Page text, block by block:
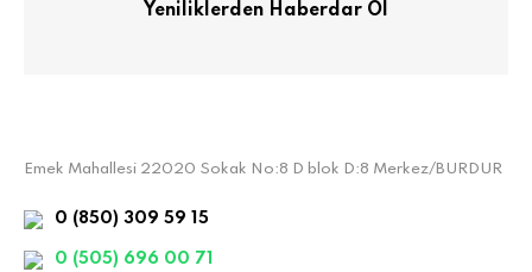
Yeniliklerden Haberdar Ol
Emek Mahallesi 22020 Sokak No:8 D blok D:8 Merkez/BURDUR
0 (850) 309 59 15
0 (505) 696 00 71